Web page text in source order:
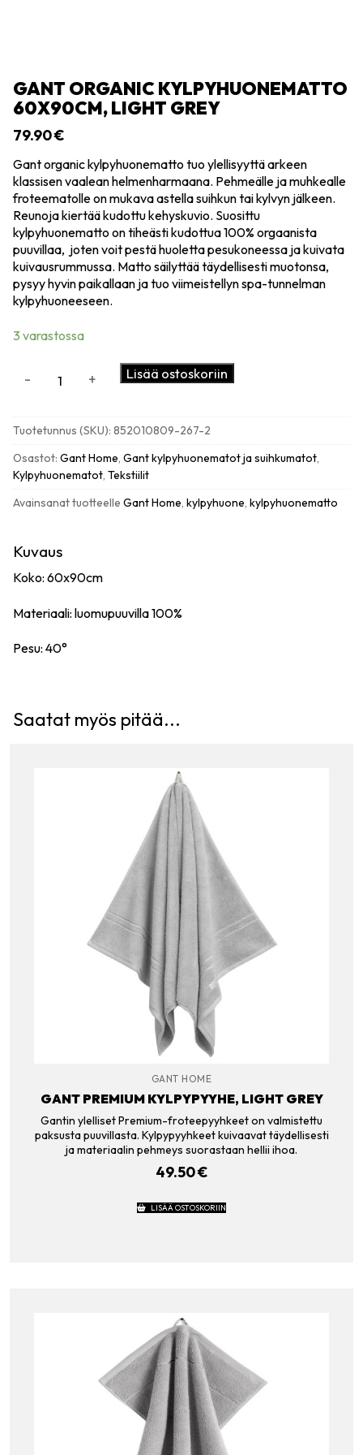
GANT ORGANIC KYLPYHUONEMATTO
60X90CM, LIGHT GREY
79.90€
Gant organic kylpyhuonematto tuo ylellisyyttä arkeen
klassisen vaalean helmenharmaana. Pehmeälle ja muhkealle
froteematolle on mukava astella suihkun tai kylvyn jälkeen.
Reunoja kiertää kudottu kehyskuvio. Suosittu
kylpyhuonematto on tiheästi kudottua 100% orgaanista
puuvillaa, joten voit pestä huoletta pesukoneessa ja kuivata
kuivausrummussa. Matto säilyttää täydellisesti muotonsa,
pysyy hyvin paikallaan ja tuo viimeistellyn spa-tunnelman
kylpyhuoneeseen.
3 varastossa
light
grey
määrä
- + Lisää ostoskoriin
Tuotetunnus (SKU): 852010809-267-2
Osastot: Gant Home, Gant kylpyhuonematot ja suihkumatot,
Kylpyhuonematot, Tekstiilit
Avainsanat tuotteelle Gant Home, kylpyhuone, kylpyhuonematto
Kuvaus
Koko: 60x90cm
Materiaali: luomupuuvilla 100%
Pesu: 40°
Saatat myös pitää...
GANT HOME
GANT PREMIUM KYLPYPYYHE, LIGHT GREY
Gantin ylelliset Premium-froteepyyhkeet on valmistettu
paksusta puuvillasta. Kylpypyyhkeet kuivaavat täydellisesti
ja materiaalin pehmeys suorastaan hellii ihoa.
49.50€
LISÄÄ OSTOSKORIIN